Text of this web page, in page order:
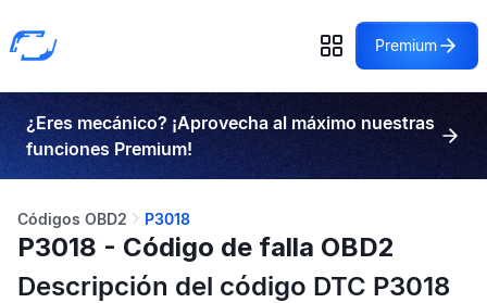
Premium
¿Eres mecánico? ¡Aprovecha al máximo nuestras
funciones Premium!
Códigos OBD2 P3018
P3018 - Código de falla OBD2
Descripción del código DTC P3018